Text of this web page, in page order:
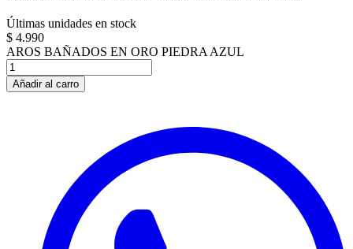
Últimas unidades en stock
$ 4.990
AROS BAÑADOS EN ORO PIEDRA AZUL
Añadir al carro